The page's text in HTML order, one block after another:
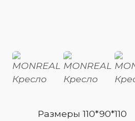
Размеры 110*90*110